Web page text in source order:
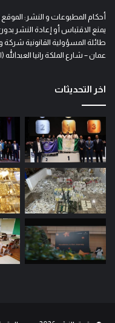
أحكام المطبوعات و النشر:
يمنع الاقتباس أو إعادة النشر
طائلة المسؤولية القانونية شركة
عمان – شارع الملكة رانيا العبدالله
اخر التحديثات